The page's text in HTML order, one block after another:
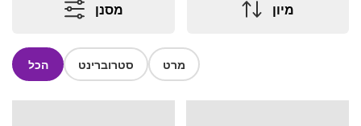
מסנן מיון
הכל סטרוברינט מרט